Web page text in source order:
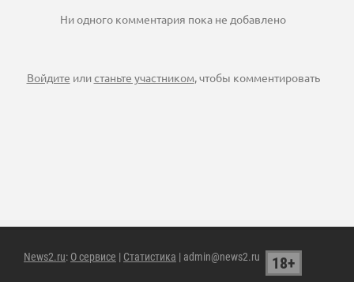
Ни одного комментария пока не добавлено
Войдите илистаньте участником, чтобы комментировать
News2.ru: О сервисе | Статистика | admin@news2.ru 18+